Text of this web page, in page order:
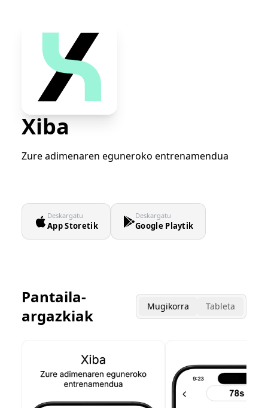
Xiba
Zure adimenaren eguneroko entrenamendua
Deskargatu
App Storetik
Deskargatu
Google Playtik
Pantaila-
argazkiak
Mugikorra Tableta